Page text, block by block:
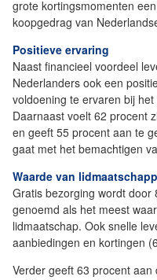
grote kortingsmomenten
koopgedrag van
Positieve ervaring
Naast financieel voordeel
Nederlanders ook een
voldoening te ervaren bij
Daarnaast voelt 62 procent
en geeft 55 procent aan te
gaat met het bemachtigen
Waarde van
Gratis bezorging wordt
genoemd als het meest
lidmaatschap. Ook snelle
aanbiedingen en kortingen
Verder geeft 63 procent